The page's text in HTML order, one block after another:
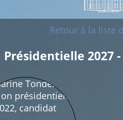
Retour à la liste
Présidentielle 2027